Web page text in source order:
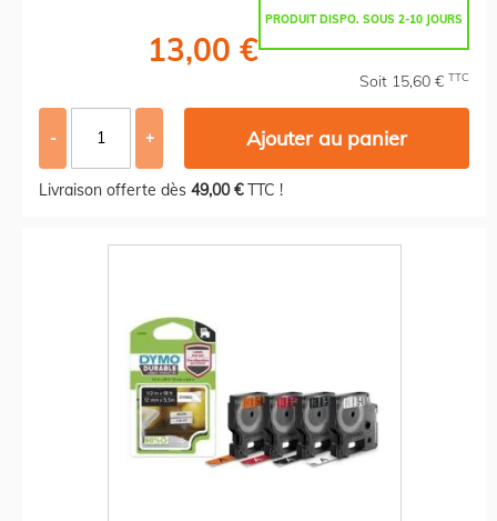
PRODUIT DISPO. SOUS 2-10 JOURS
13,00 €
Soit 15,60 € TTC
- + Ajouter au panier
Livraison offerte dès 49,00 €TTC !